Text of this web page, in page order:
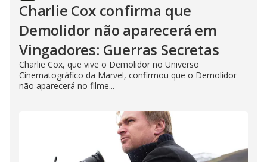
Charlie Cox confirma que
Demolidor não aparecerá em
Vingadores: Guerras Secretas
Charlie Cox, que vive o Demolidor no Universo
Cinematográfico da Marvel, confirmou que o Demolidor
não aparecerá no filme...